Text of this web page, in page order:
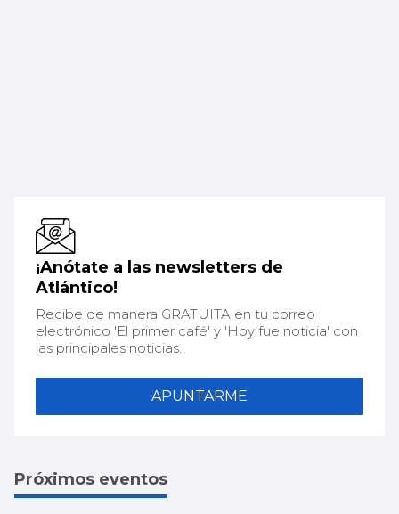
¡Anótate a las newsletters de
Atlántico!
Recibe de manera GRATUITA en tu correo
electrónico 'El primer café' y 'Hoy fue noticia' con
las principales noticias.
APUNTARME
Próximos eventos